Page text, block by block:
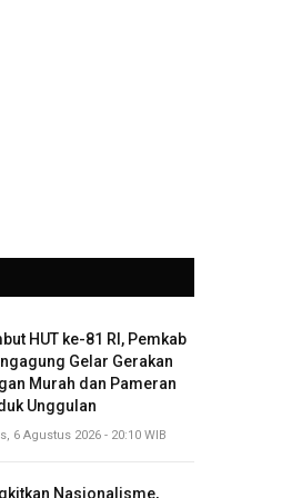
HUT ke-81 RI, Pemkab
Gelar Gerakan
Murah dan Pameran
Unggulan
6 Agustus 2026 - 20:10 WIB
Nasionalisme,